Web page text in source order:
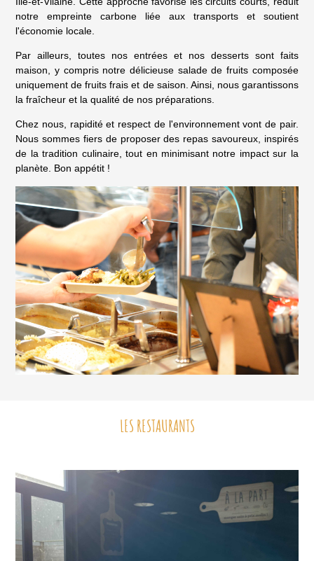
notre empreinte carbone liée aux transports et soutient
l'économie locale.
maison, y compris notre délicieuse salade de fruits composée
uniquement de fruits frais et de saison. Ainsi, nous garantissons
la fraîcheur et la qualité de nos préparations.
Nous sommes fiers de proposer des repas savoureux, inspirés
de la tradition culinaire, tout en minimisant notre impact sur la
LES RESTAURANTS